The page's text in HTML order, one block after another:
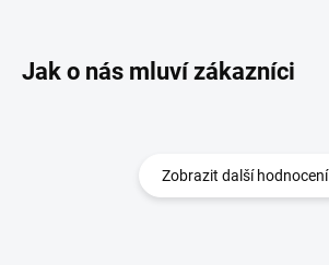
Zobrazit další hodnocení